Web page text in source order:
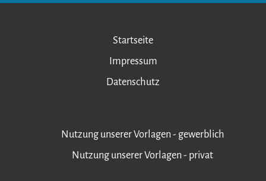
Startseite
Impressum
Datenschutz
Nutzung unserer Vorlagen - gewerblich
Nutzung unserer Vorlagen - privat